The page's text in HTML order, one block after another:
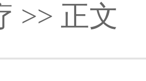
>> 正文